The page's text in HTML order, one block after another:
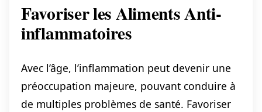
Favoriser les Aliments Anti-
inflammatoires
Avec l’âge, l’inflammation peut devenir une
préoccupation majeure, pouvant conduire à
de multiples problèmes de santé. Favoriser